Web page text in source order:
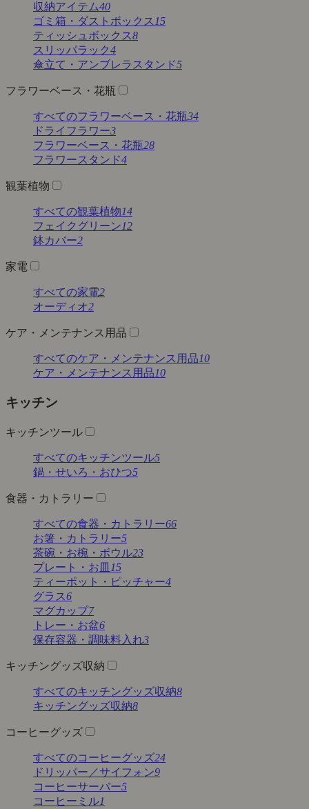
収納アイテム40
ゴミ箱・ダストボックス15
ティッシュボックス8
スリッパラック4
傘立て・アンブレラスタンド5
フラワーベース・花瓶
すべてのフラワーベース・花瓶34
ドライフラワー3
フラワーベース・花瓶28
フラワースタンド4
観葉植物
すべての観葉植物14
フェイクグリーン12
鉢カバー2
家電
すべての家電2
オーディオ2
ケア・メンテナンス用品
すべてのケア・メンテナンス用品10
ケア・メンテナンス用品10
キッチン
キッチンツール
すべてのキッチンツール5
鍋・せいろ・おひつ5
食器・カトラリー
すべての食器・カトラリー66
お箸・カトラリー5
茶碗・お椀・ボウル23
プレート・お皿 15
ティーポット・ピッチャー4
グラス6
マグカップ7
トレー・お盆6
保存容器・調味料入れ3
キッチングッズ収納
すべてのキッチングッズ収納8
キッチングッズ収納8
コーヒーグッズ
すべてのコーヒーグッズ24
ドリッパー／サイフォン9
コーヒーサーバー5
コーヒーミル1